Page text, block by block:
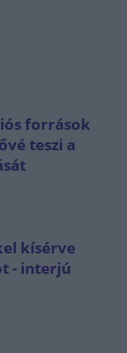
források
teszi a
kísérve
- interjú